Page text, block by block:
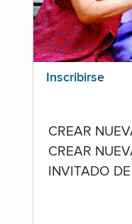
Inscribirse
CREAR
CREAR
INVITADO